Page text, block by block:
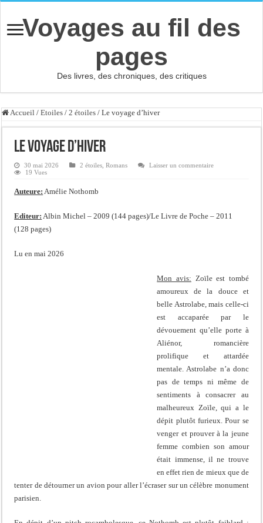
Voyages au fil des
pages
Des livres, des chroniques, des critiques
Accueil / Etoiles / 2 étoiles / Le voyage d’hiver
Le voyage d’hiver
30 mai 2026 2 étoiles ,Romans
Laisser un commentaire
19 Vues
Auteure: Amélie Nothomb
Editeur: Albin Michel – 2009 (144 pages)/Le Livre de Poche – 2011
(128 pages)
Lu en mai 2026
Mon avis: Zoïle est tombé
amoureux de la douce et
belle Astrolabe, mais celle-ci
est accaparée par le
dévouement qu’elle porte à
Aliénor, romancière
prolifique et attardée
mentale. Astrolabe n’a donc
pas de temps ni même de
sentiments à consacrer au
malheureux Zoïle, qui a le
dépit plutôt furieux. Pour se
venger et prouver à la jeune
femme combien son amour
était immense, il ne trouve
en effet rien de mieux que de
tenter de détourner un avion pour aller l’écraser sur un célèbre monument
parisien.